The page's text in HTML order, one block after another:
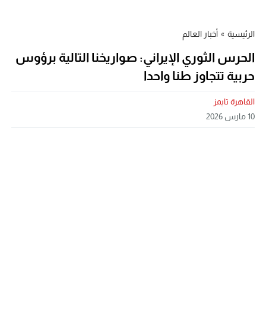
الرئيسية » أخبار العالم
الحرس الثوري الإيراني: صواريخنا التالية برؤوس
حربية تتجاوز طنا واحدا
القاهرة تايمز
10 مارس 2026